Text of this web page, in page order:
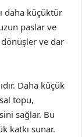
daha küçüktür
paslar ve
dönüşler ve dar
Daha küçük
topu,
sağlar. Bu
katkı sunar.